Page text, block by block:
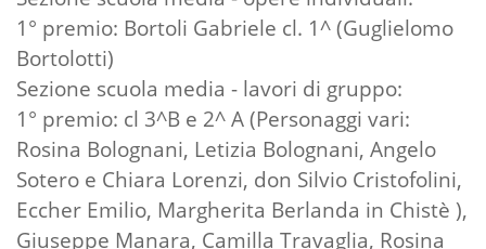
1° premio: Bortoli Gabriele cl. 1^ (Guglielomo
Bortolotti)
Sezione scuola media - lavori di gruppo:
1° premio: cl 3^B e 2^ A (Personaggi vari:
Rosina Bolognani, Letizia Bolognani, Angelo
Sotero e Chiara Lorenzi, don Silvio Cristofolini,
Eccher Emilio, Margherita Berlanda in Chistè ),
Giuseppe Manara, Camilla Travaglia, Rosina